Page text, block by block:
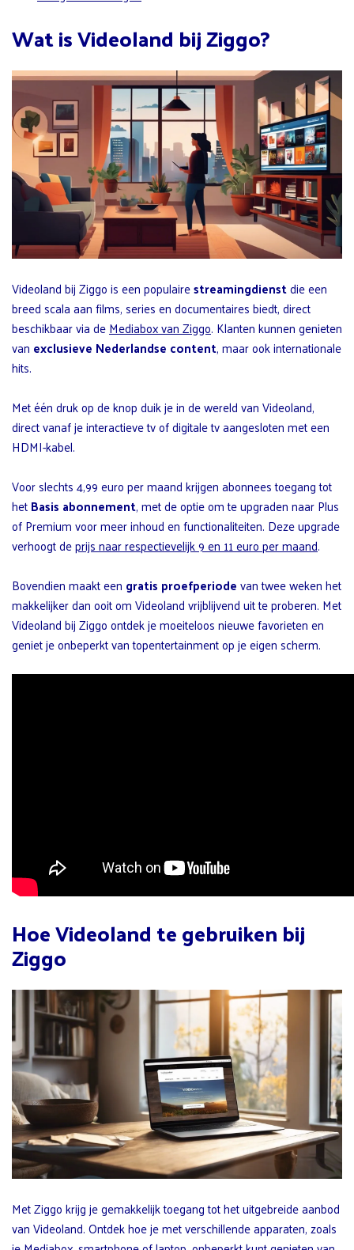
Wat is Videoland bij Ziggo?
Videoland bij Ziggo is een populairestreamingdienstdie een
breed scala aan films, series en documentaires biedt, direct
beschikbaar via deMediabox van Ziggo. Klanten kunnen genieten
van exclusieve Nederlandse content, maar ook internationale
hits.
Met één druk op de knop duik je in de wereld van Videoland,
direct vanaf je interactieve tv of digitale tv aangesloten met een
HDMI-kabel.
Voor slechts 4,99 euro per maand krijgen abonnees toegang tot
hetBasis abonnement, met de optie om te upgraden naar Plus
of Premium voor meer inhoud en functionaliteiten. Deze upgrade
verhoogt deprijs naar respectievelijk 9 en 11 euro per maand.
Bovendien maakt een gratis proefperiodevan twee weken het
makkelijker dan ooit om Videoland vrijblijvend uit te proberen. Met
Videoland bij Ziggo ontdek je moeiteloos nieuwe favorieten en
geniet je onbeperkt van topentertainment op je eigen scherm.
Hoe Videoland te gebruiken bij
Ziggo
Met Ziggo krijg je gemakkelijk toegang tot het uitgebreide aanbod
van Videoland. Ontdek hoe je met verschillende apparaten, zoals